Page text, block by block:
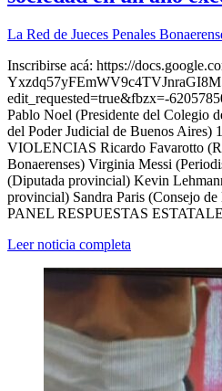
La Red de Jueces Penales
Inscribirse acá: https://
edit_requested=true&fbzx=-
Pablo Noel (Presidente del Colegio
del Poder Judicial de Buenos Aires)
VIOLENCIAS Ricardo Favarotto
Bonaerenses) Virginia Messi
(Diputada provincial) Kevin
provincial) Sandra Paris (Consejo
PANEL RESPUESTAS
Leer noticia completa